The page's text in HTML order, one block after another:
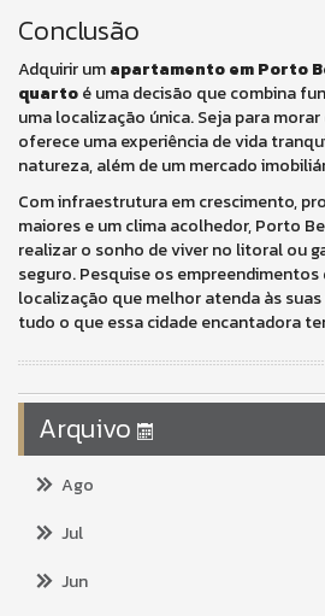
Conclusão
Adquirir umapartamento em Porto
quartoé uma decisão que combina
uma localização única. Seja para
oferece uma experiência de vida
natureza, além de um mercado
Com infraestrutura em crescimento,
maiores e um clima acolhedor, Porto
realizar o sonho de viver no litoral ou
seguro. Pesquise os
localização que melhor atenda às
tudo o que essa cidade encantadora
Arquivo
Ago
Jul
Jun